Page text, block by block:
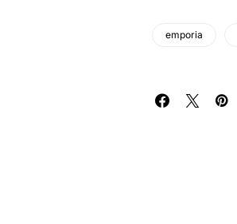
emporia